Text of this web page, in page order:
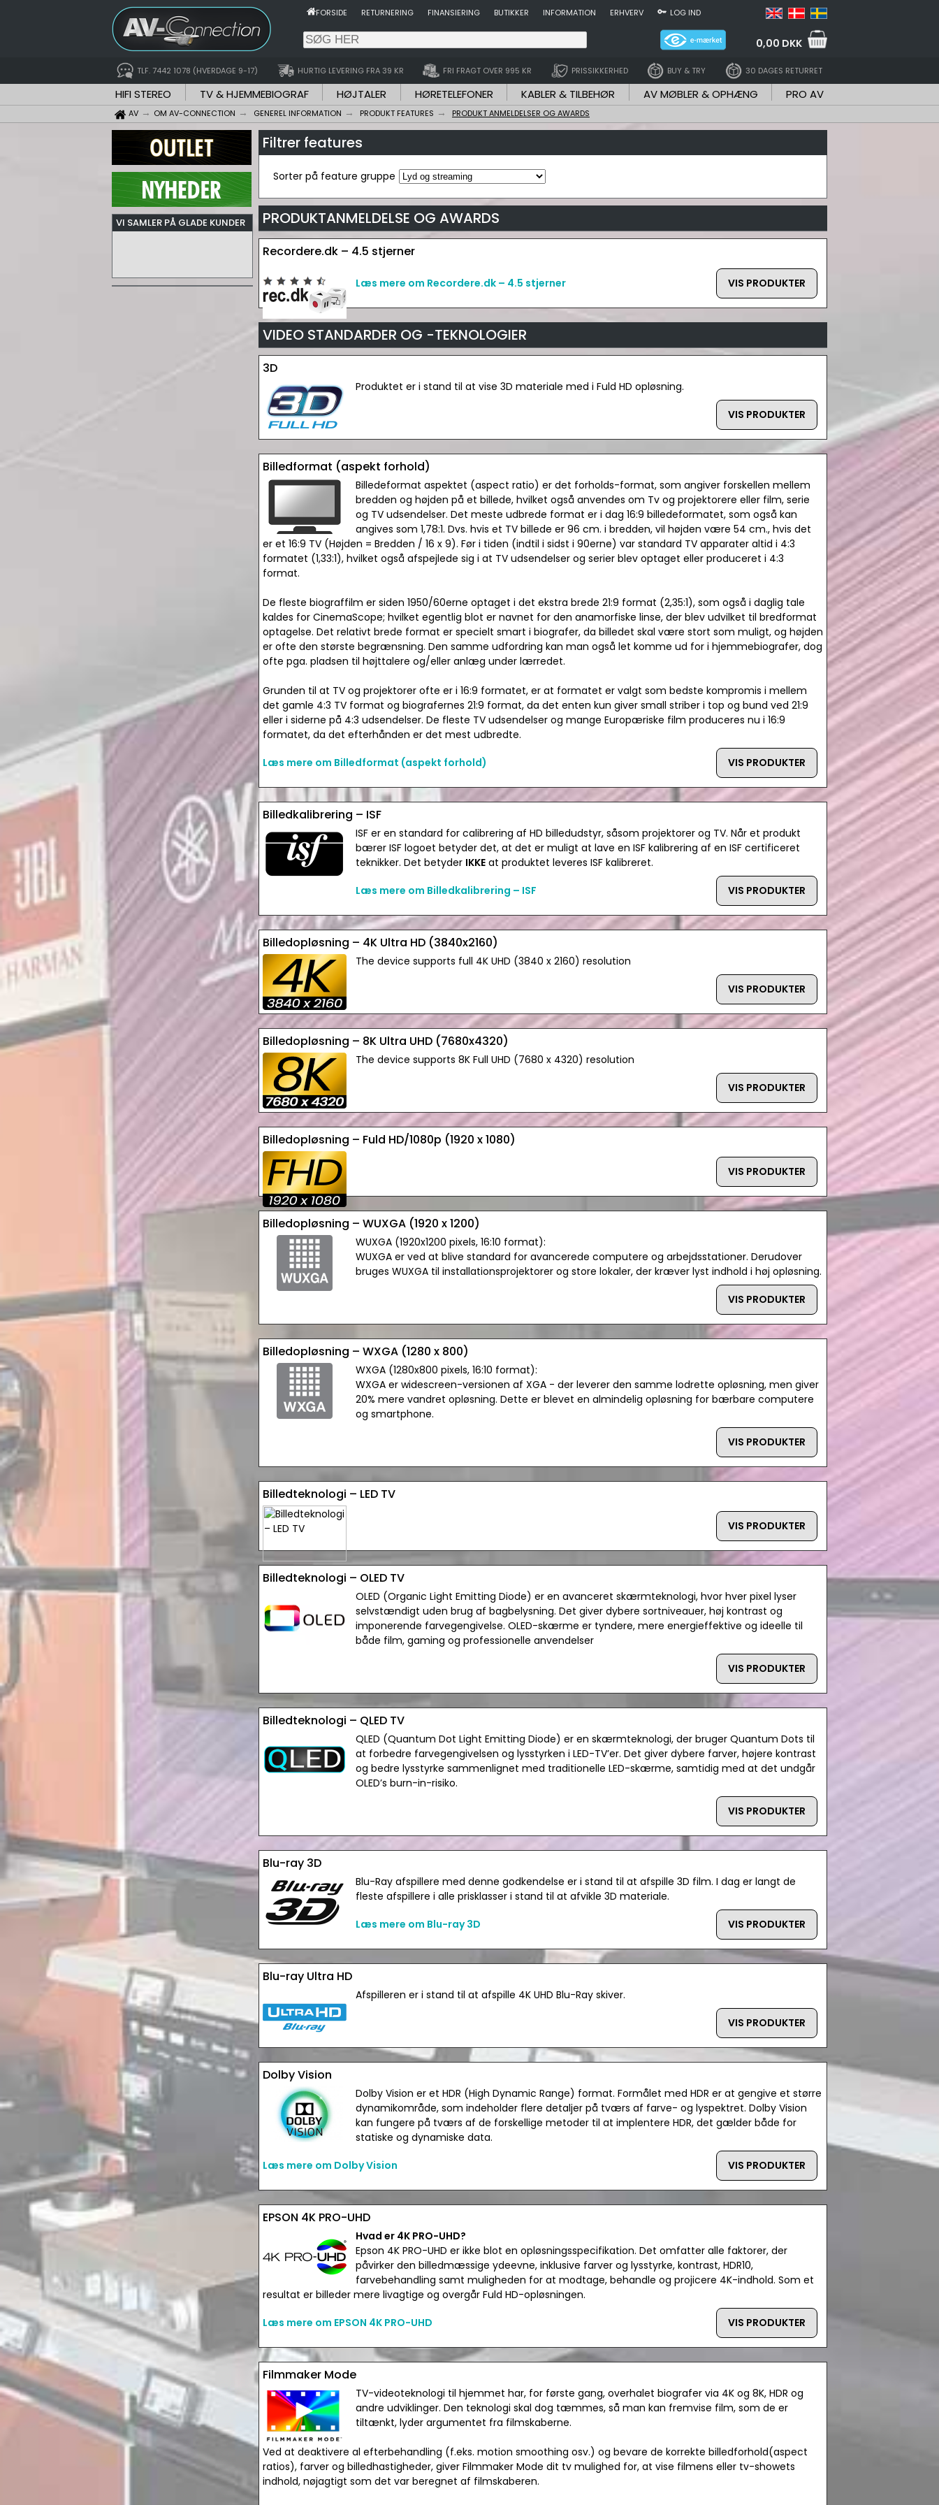
FORSIDE RETURNERING FINANSIERING BUTIKKER INFORMATION ERHVERV LOG IND
0,00 DKK
TLF. 7442 1078 (HVERDAGE 9-17) HURTIG LEVERING FRA 39 KR FRI FRAGT OVER 995 KR PRISSIKKERHED BUY & TRY 30 DAGES RETURRET
HIFI STEREO TV & HJEMMEBIOGRAF HØJTALER HØRETELEFONER KABLER & TILBEHØR AV MØBLER & OPHÆNG PRO AV
AV OM AV-CONNECTION GENEREL INFORMATION PRODUKT FEATURES PRODUKT ANMELDELSER OG AWARDS
VI SAMLER PÅ GLADE KUNDER
Filtrer features
Sorter på feature gruppe
PRODUKTANMELDELSE OG AWARDS
Recordere.dk – 4.5 stjerner
Læs mere om Recordere.dk – 4.5 stjerner VIS PRODUKTER
VIDEO STANDARDER OG -TEKNOLOGIER
3D
Produktet er i stand til at vise 3D materiale med i Fuld HD opløsning.
VIS PRODUKTER
Billedformat (aspekt forhold)
Billedeformat aspektet (aspect ratio) er det forholds-format, som angiver forskellen mellem
bredden og højden på et billede, hvilket også anvendes om Tv og projektorere eller film, serie
og TV udsendelser. Det meste udbrede format er i dag 16:9 billedeformatet, som også kan
angives som 1,78:1. Dvs. hvis et TV billede er 96 cm. i bredden, vil højden være 54 cm., hvis det
er et 16:9 TV (Højden = Bredden / 16 x 9). Før i tiden (indtil i sidst i 90erne) var standard TV apparater altid i 4:3
formatet (1,33:1), hvilket også afspejlede sig i at TV udsendelser og serier blev optaget eller produceret i 4:3
format.
De fleste biograffilm er siden 1950/60erne optaget i det ekstra brede 21:9 format (2,35:1), som også i daglig tale
kaldes for CinemaScope; hvilket egentlig blot er navnet for den anamorfiske linse, der blev udvilket til bredformat
optagelse. Det relativt brede format er specielt smart i biografer, da billedet skal være stort som muligt, og højden
er ofte den største begrænsning. Den samme udfordring kan man også let komme ud for i hjemmebiografer, dog
ofte pga. pladsen til højttalere og/eller anlæg under lærredet.
Grunden til at TV og projektorer ofte er i 16:9 formatet, er at formatet er valgt som bedste kompromis i mellem
det gamle 4:3 TV format og biografernes 21:9 format, da det enten kun giver small striber i top og bund ved 21:9
eller i siderne på 4:3 udsendelser. De fleste TV udsendelser og mange Europæriske film produceres nu i 16:9
formatet, da det efterhånden er det mest udbredte.
Læs mere om Billedformat (aspekt forhold)
VIS PRODUKTER
Billedkalibrering – ISF
ISF er en standard for calibrering af HD billedudstyr, såsom projektorer og TV. Når et produkt
bærer ISF logoet betyder det, at det er muligt at lave en ISF kalibrering af en ISF certificeret
teknikker. Det betyder IKKE at produktet leveres ISF kalibreret.
Læs mere om Billedkalibrering – ISF
VIS PRODUKTER
Billedopløsning – 4K Ultra HD (3840x2160)
The device supports full 4K UHD (3840 x 2160) resolution
VIS PRODUKTER
Billedopløsning – 8K Ultra UHD (7680x4320)
The device supports 8K Full UHD (7680 x 4320) resolution
VIS PRODUKTER
Billedopløsning – Fuld HD/1080p (1920 x 1080)
VIS PRODUKTER
Billedopløsning – WUXGA (1920 x 1200)
WUXGA (1920x1200 pixels, 16:10 format):
WUXGA er ved at blive standard for avancerede computere og arbejdsstationer. Derudover
bruges WUXGA til installationsprojektorer og store lokaler, der kræver lyst indhold i høj opløsning.
VIS PRODUKTER
Billedopløsning – WXGA (1280 x 800)
WXGA (1280x800 pixels, 16:10 format):
WXGA er widescreen-versionen af XGA - der leverer den samme lodrette opløsning, men giver
20% mere vandret opløsning. Dette er blevet en almindelig opløsning for bærbare computere
og smartphone.
VIS PRODUKTER
Billedteknologi – LED TV
VIS PRODUKTER
Billedteknologi – OLED TV
OLED (Organic Light Emitting Diode) er en avanceret skærmteknologi, hvor hver pixel lyser
selvstændigt uden brug af bagbelysning. Det giver dybere sortniveauer, høj kontrast og
imponerende farvegengivelse. OLED-skærme er tyndere, mere energieffektive og ideelle til
både film, gaming og professionelle anvendelser
VIS PRODUKTER
Billedteknologi – QLED TV
QLED (Quantum Dot Light Emitting Diode) er en skærmteknologi, der bruger Quantum Dots til
at forbedre farvegengivelsen og lysstyrken i LED-TV’er. Det giver dybere farver, højere kontrast
og bedre lysstyrke sammenlignet med traditionelle LED-skærme, samtidig med at det undgår
OLED’s burn-in-risiko.
VIS PRODUKTER
Blu-ray 3D
Blu-Ray afspillere med denne godkendelse er i stand til at afspille 3D film. I dag er langt de
fleste afspillere i alle prisklasser i stand til at afvikle 3D materiale.
Læs mere om Blu-ray 3D
VIS PRODUKTER
Blu-ray Ultra HD
Afspilleren er i stand til at afspille 4K UHD Blu-Ray skiver.
VIS PRODUKTER
Dolby Vision
Dolby Vision er et HDR (High Dynamic Range) format. Formålet med HDR er at gengive et større
dynamikområde, som indeholder flere detaljer på tværs af farve- og lyspektret. Dolby Vision
kan fungere på tværs af de forskellige metoder til at implentere HDR, det gælder både for
statiske og dynamiske data.
Læs mere om Dolby Vision
VIS PRODUKTER
EPSON 4K PRO-UHD
Hvad er 4K PRO-UHD?
Epson 4K PRO-UHD er ikke blot en opløsningsspecifikation. Det omfatter alle faktorer, der
påvirker den billedmæssige ydeevne, inklusive farver og lysstyrke, kontrast, HDR10,
farvebehandling samt muligheden for at modtage, behandle og projicere 4K-indhold. Som et
resultat er billeder mere livagtige og overgår Fuld HD-opløsningen.
Læs mere om EPSON 4K PRO-UHD
VIS PRODUKTER
Filmmaker Mode
TV-videoteknologi til hjemmet har, for første gang, overhalet biografer via 4K og 8K, HDR og
andre udviklinger. Den teknologi skal dog tæmmes, så man kan fremvise film, som de er
tiltænkt, lyder argumentet fra filmskaberne.
Ved at deaktivere al efterbehandling (f.eks. motion smoothing osv.) og bevare de korrekte billedforhold(aspect
ratios), farver og billedhastigheder, giver Filmmaker Mode dit tv mulighed for, at vise filmens eller tv-showets
indhold, nøjagtigt som det var beregnet af filmskaberen.